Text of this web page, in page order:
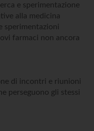
e sperimentazione
alla medicina
sperimentazioni
farmaci non ancora
di incontri e riunioni
perseguono gli stessi